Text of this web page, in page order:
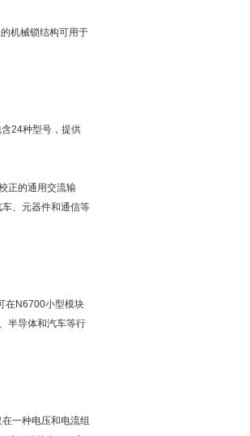
机械锁结构可用于
24种型号，提供
正的通用交流输
、元器件和通信等
在N6700小型模块
半导体和汽车等行
一种电压和电流组